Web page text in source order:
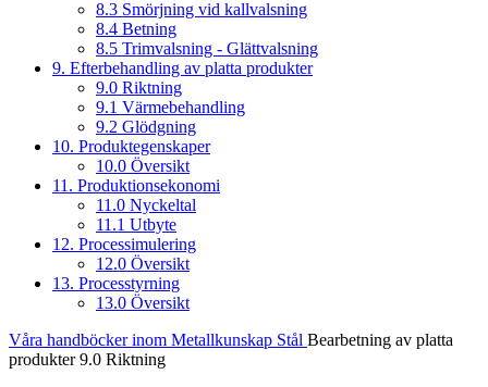
8.3 Smörjning vid kallvalsning
8.4 Betning
8.5 Trimvalsning - Glättvalsning
9. Efterbehandling av platta produkter
9.0 Riktning
9.1 Värmebehandling
9.2 Glödgning
10. Produktegenskaper
10.0 Översikt
11. Produktionsekonomi
11.0 Nyckeltal
11.1 Utbyte
12. Processimulering
12.0 Översikt
13. Processtyrning
13.0 Översikt
Våra handböcker inom Metallkunskap Stål Bearbetning av platta
produkter 9.0 Riktning